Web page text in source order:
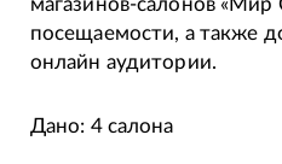
посещаемости, а также
онлайн аудитории.
Дано: 4 салона